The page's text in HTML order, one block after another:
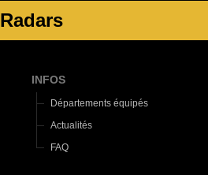
Radars
INFOS
Départements équipés
Actualités
FAQ